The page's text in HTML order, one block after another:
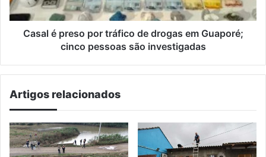
em
Guaporé;
cinco
investigadas
Casal é preso por tráfico de drogas em Guaporé;
cinco pessoas são investigadas
Artigos relacionados